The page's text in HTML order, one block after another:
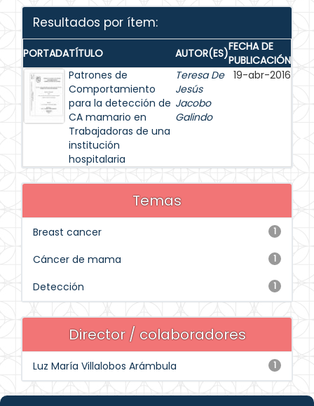
Resultados por ítem:
PORTADATÍTULO AUTOR(ES)FECHA DE
PUBLICACIÓN
Patrones de
Comportamiento
para la detección de
CA mamario en
Trabajadoras de una
institución
hospitalaria
Teresa De
Jesús
Jacobo
Galindo
19-abr-2016
Temas
1
Breast cancer
1
Cáncer de mama
1
Detección
Director / colaboradores
1
Luz María Villalobos Arámbula